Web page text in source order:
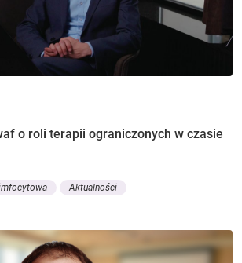
o roli terapii ograniczonych w czasie
Aktualności